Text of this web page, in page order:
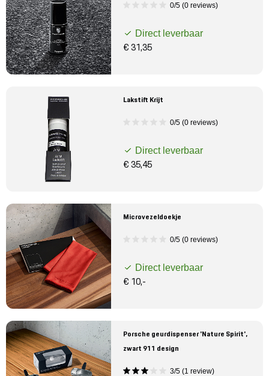
0/5 (0 reviews)
Direct leverbaar
€ 31,35
Lakstift Krijt
0/5 (0 reviews)
Direct leverbaar
€ 35,45
Microvezeldoekje
0/5 (0 reviews)
Direct leverbaar
€ 10,-
Porsche geurdispenser 'Nature Spirit',
zwart 911 design
3/5 (1 review)